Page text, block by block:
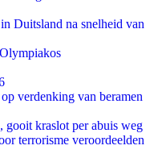
Duitsland na snelheid van
verdenking van beramen
kraslot per abuis weg
terrorisme veroordeelden